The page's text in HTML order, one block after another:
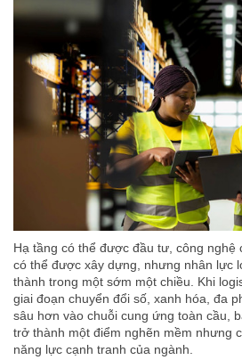
Hạ tầng có thể được đầu tư, công nghệ
có thể được xây dựng, nhưng nhân lực
thành trong một sớm một chiều. Khi
giai đoạn chuyển đổi số, xanh hóa, đa
sâu hơn vào chuỗi cung ứng toàn cầu,
trở thành một điểm nghẽn mềm nhưng
năng lực cạnh tranh của ngành.